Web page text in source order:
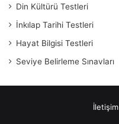
Din Kültürü Testleri
İnkılap Tarihi Testleri
Hayat Bilgisi Testleri
Seviye Belirleme Sınavları
İletişim